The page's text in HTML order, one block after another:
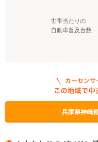
世帯当たりの
自動車普及台数
兵庫県神崎